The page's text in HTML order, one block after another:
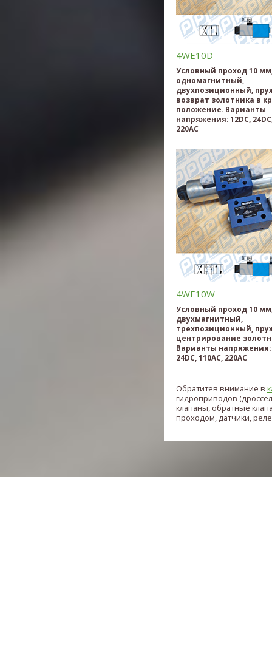
4WE10D
Условный проход 10
одномагнитный,
двухпозиционный,
возврат золотника в
положение. Варианты
напряжения: 12DC,
220AC
4WE10W
Условный проход 10
двухмагнитный,
трехпозиционный,
центрирование
Варианты напряжения:
24DC, 110AC, 220AC
Обратитев внимание в
гидроприводов
клапаны, обратные
проходом, датчики, реле